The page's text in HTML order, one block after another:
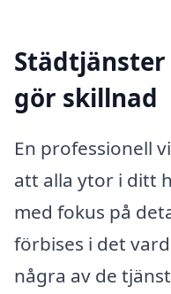
gör skillnad
En professionell
att alla ytor i ditt
med fokus på
förbises i det
några av de